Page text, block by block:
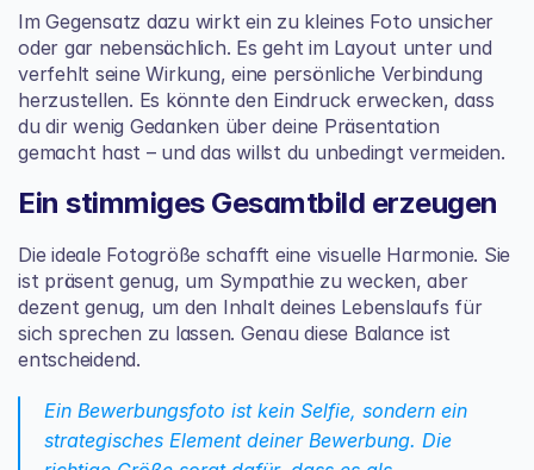
Im Gegensatz dazu wirkt ein zu kleines Foto unsicher
oder gar nebensächlich. Es geht im Layout unter und
verfehlt seine Wirkung, eine persönliche Verbindung
herzustellen. Es könnte den Eindruck erwecken, dass
du dir wenig Gedanken über deine Präsentation
gemacht hast – und das willst du unbedingt vermeiden.
Ein stimmiges Gesamtbild erzeugen
Die ideale Fotogröße schafft eine visuelle Harmonie. Sie
ist präsent genug, um Sympathie zu wecken, aber
dezent genug, um den Inhalt deines Lebenslaufs für
sich sprechen zu lassen. Genau diese Balance ist
entscheidend.
Ein Bewerbungsfoto ist kein Selfie, sondern ein
strategisches Element deiner Bewerbung. Die